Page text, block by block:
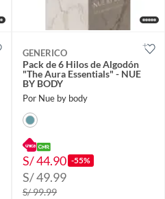
GENERICO
Pack de 6 Hilos de Algodón
"The Aura Essentials" - NUE
BY BODY
Por Nue by body
S/ 44.90 -55%
S/ 49.99
S/ 99.99